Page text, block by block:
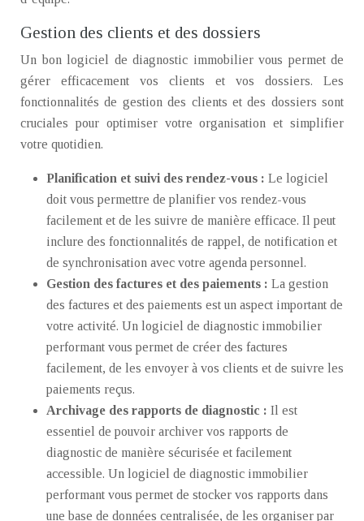
Gestion des clients et des dossiers
Un bon logiciel de diagnostic immobilier vous permet de
gérer efficacement vos clients et vos dossiers. Les
fonctionnalités de gestion des clients et des dossiers sont
cruciales pour optimiser votre organisation et simplifier
votre quotidien.
Planification et suivi des rendez-vous : Le logiciel
doit vous permettre de planifier vos rendez-vous
facilement et de les suivre de manière efficace. Il peut
inclure des fonctionnalités de rappel, de notification et
de synchronisation avec votre agenda personnel.
Gestion des factures et des paiements : La gestion
des factures et des paiements est un aspect important de
votre activité. Un logiciel de diagnostic immobilier
performant vous permet de créer des factures
facilement, de les envoyer à vos clients et de suivre les
paiements reçus.
Archivage des rapports de diagnostic : Il est
essentiel de pouvoir archiver vos rapports de
diagnostic de manière sécurisée et facilement
accessible. Un logiciel de diagnostic immobilier
performant vous permet de stocker vos rapports dans
une base de données centralisée, de les organiser par